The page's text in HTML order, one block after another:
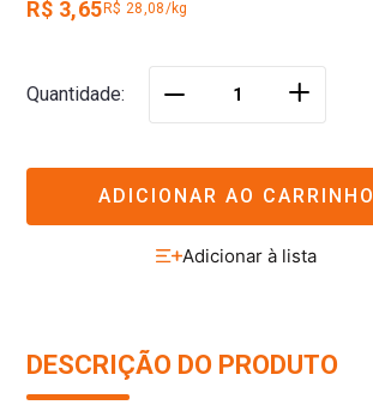
R$ 3,65 R$ 28,08/kg
Quantidade ＋
ADICIONAR AO CARRINHO
DESCRIÇÃO DO PRODUTO